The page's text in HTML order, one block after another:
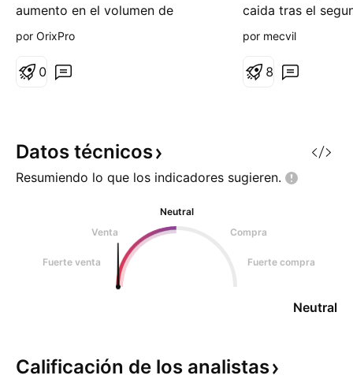
aumento en el volumen de
acciones de Interactive Strength
noticias relevantes. Un factor
instalarán sus productos
innovadores CLMBR en centros
de fitness
por OrixPro
0
caida tras el
expanción al
moda si es uno
mi entrada
por mecvil
8
Datos técnicos
Resumiendo lo que los indicadores sugieren.
Neutral
Venta
Compra
Fuerte venta Fuerte compra
Neutral
Calificación de los analistas